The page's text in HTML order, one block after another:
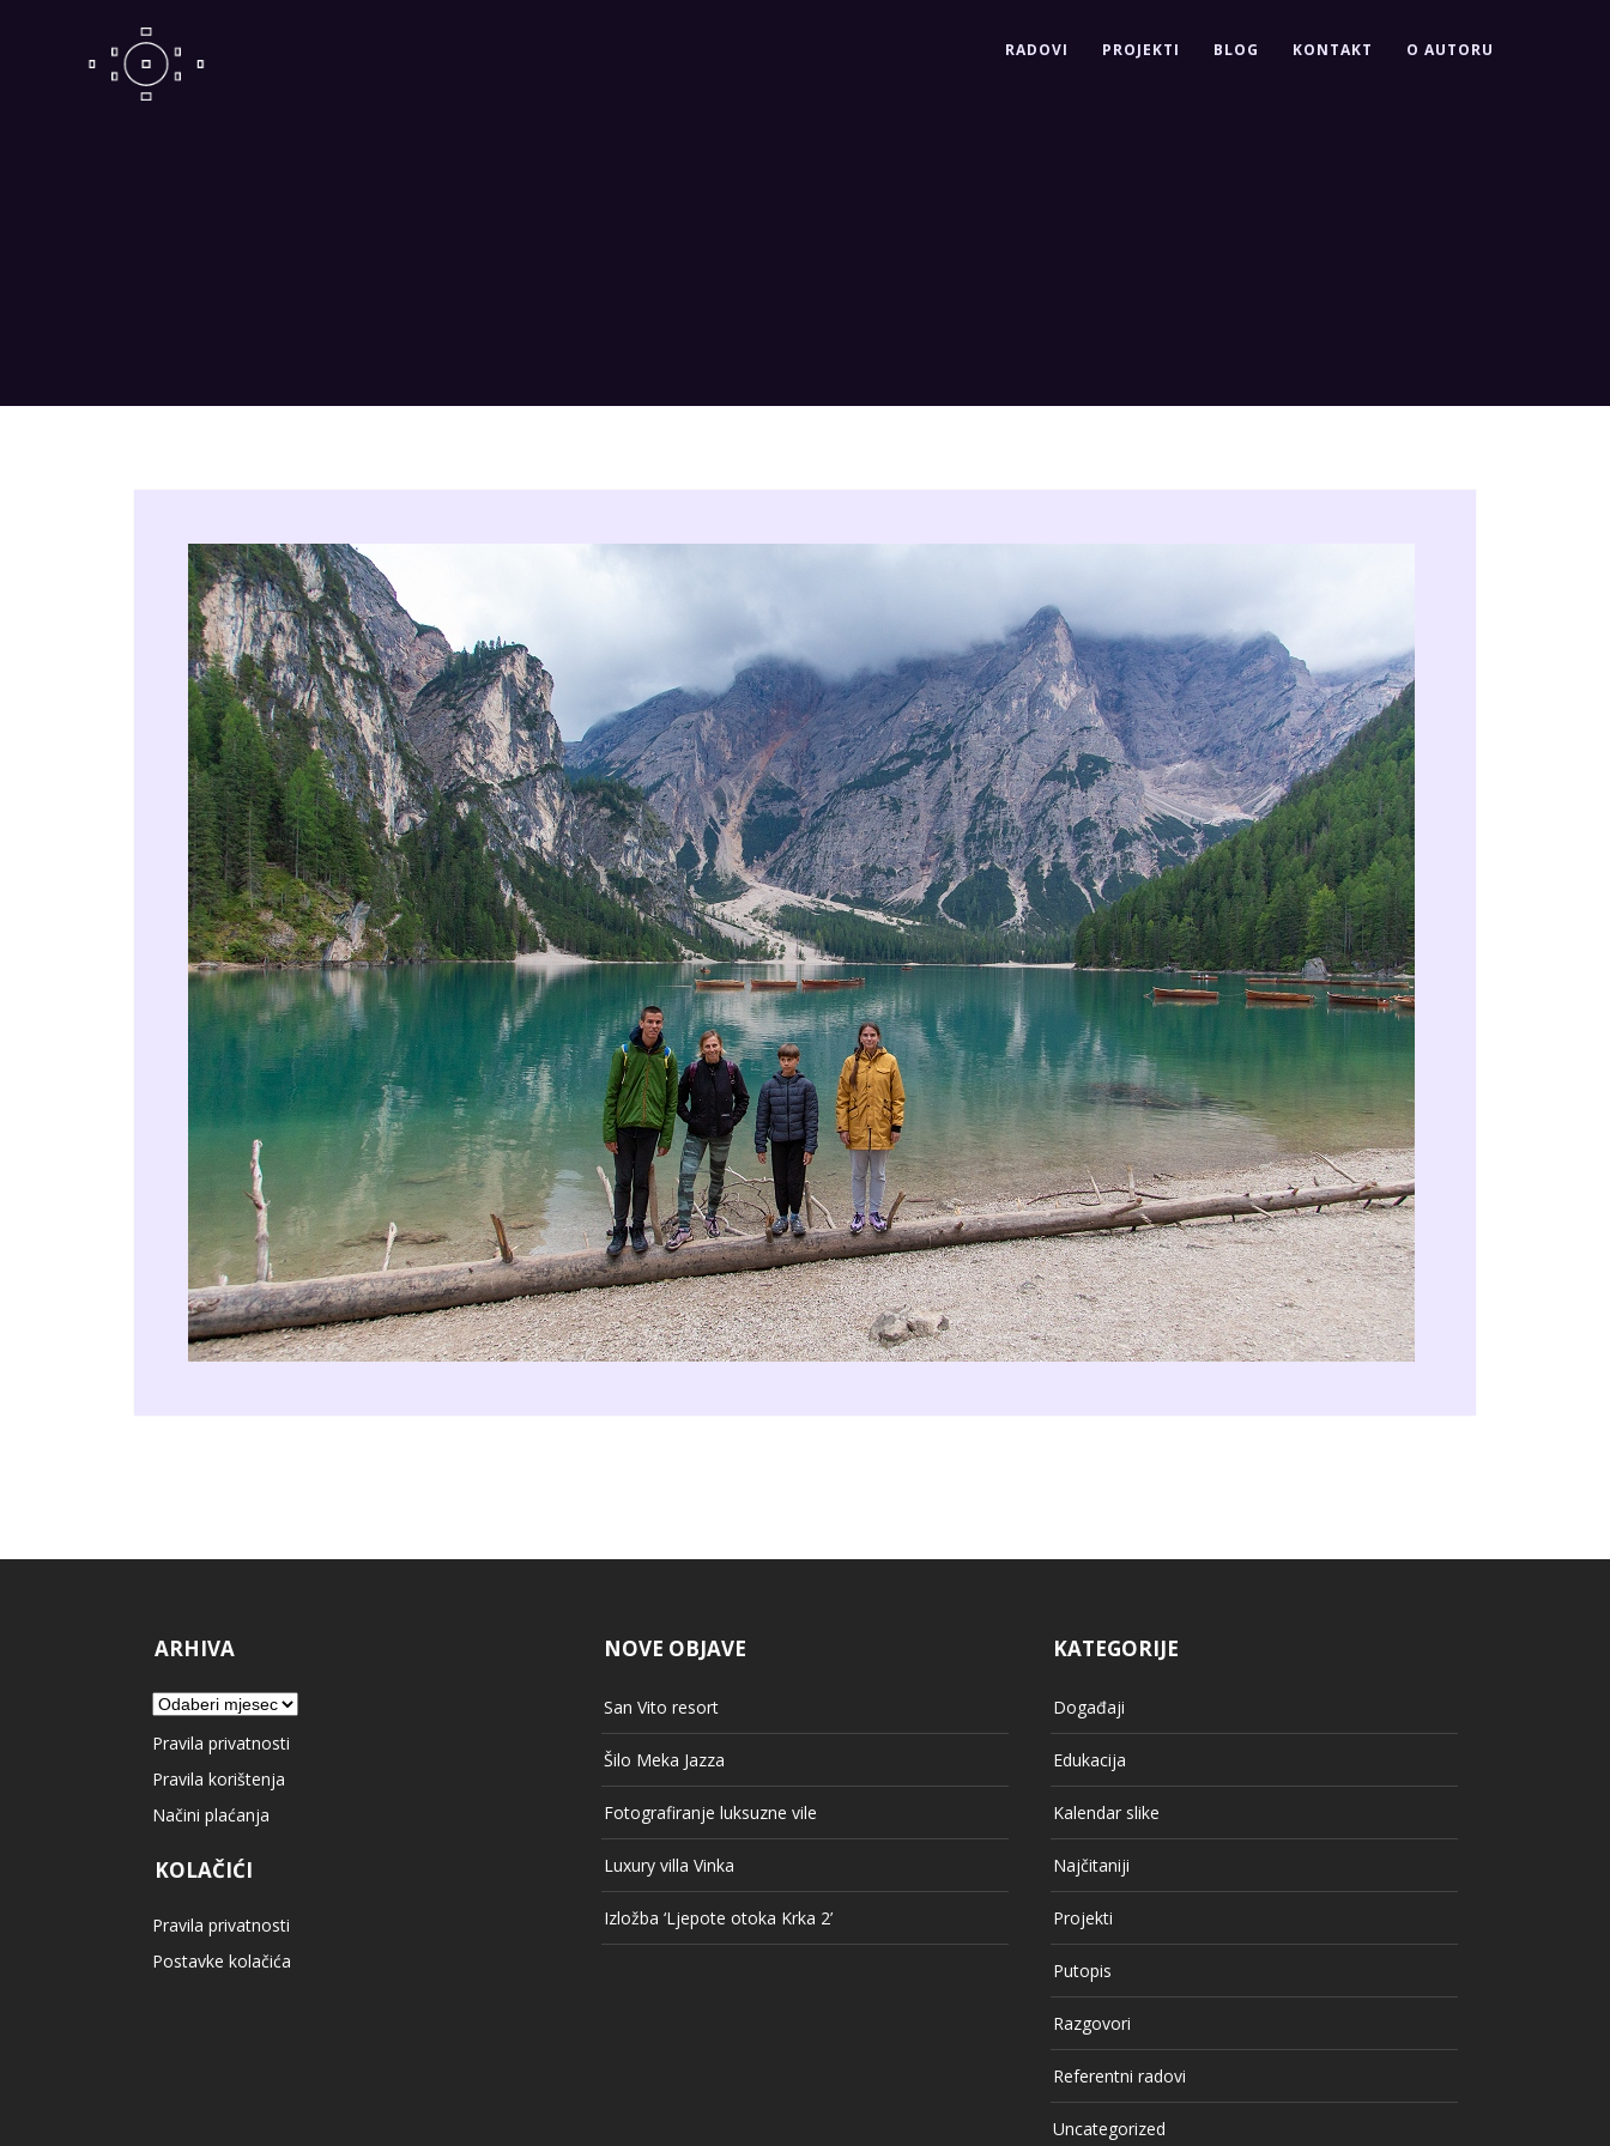
RADOVI PROJEKTI BLOG KONTAKT O AUTORU
ARHIVA
Arhiva
Pravila privatnosti
Pravila korištenja
Načini plaćanja
KOLAČIĆI
Pravila privatnosti
Postavke kolačića
NOVE OBJAVE
San Vito resort
Šilo Meka Jazza
Fotografiranje luksuzne vile
Luxury villa Vinka
Izložba ‘Ljepote otoka Krka 2’
KATEGORIJE
Događaji
Edukacija
Kalendar slike
Najčitaniji
Projekti
Putopis
Razgovori
Referentni radovi
Uncategorized